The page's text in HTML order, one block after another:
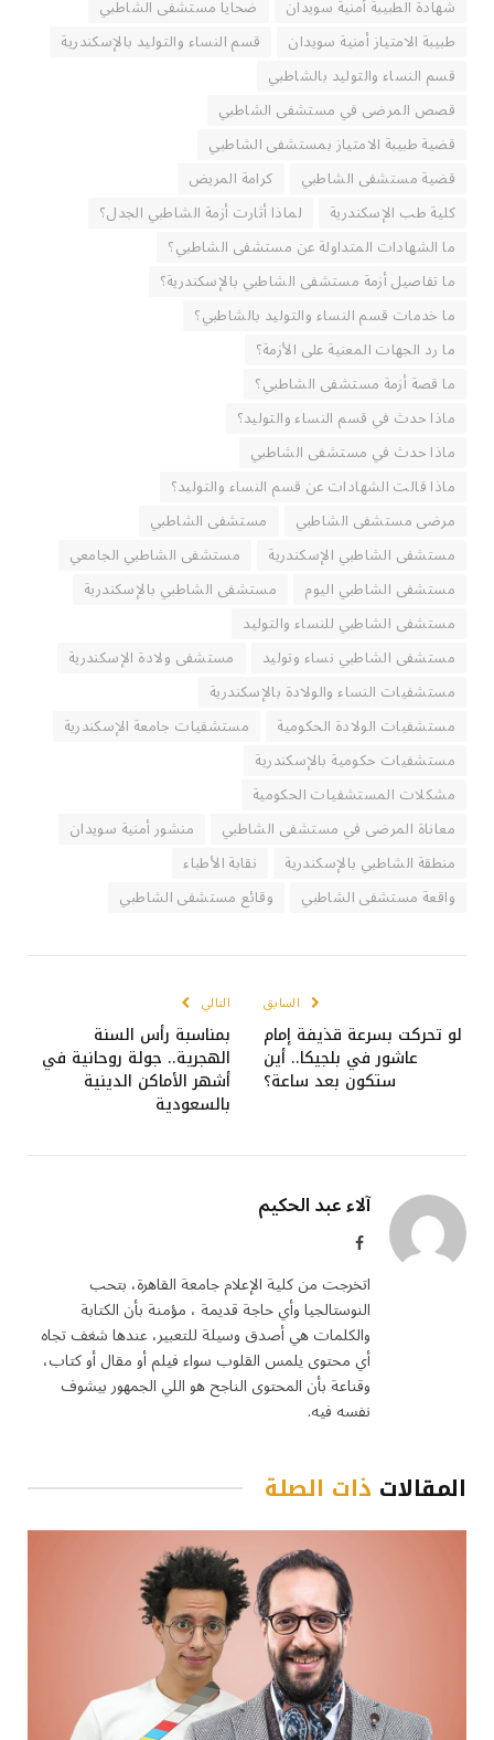
شهادة الطبيبة أمنية سويدان
ضحايا مستشفى الشاطبي
طبيبة الامتياز أمنية سويدان
قسم النساء والتوليد بالإسكندرية
قسم النساء والتوليد بالشاطبي
قصص المرضى في مستشفى الشاطبي
قضية طبيبة الامتياز بمستشفى الشاطبي
قضية مستشفى الشاطبي
كرامة المريض
كلية طب الإسكندرية
لماذا أثارت أزمة الشاطبي الجدل؟
ما الشهادات المتداولة عن مستشفى الشاطبي؟
ما تفاصيل أزمة مستشفى الشاطبي بالإسكندرية؟
ما خدمات قسم النساء والتوليد بالشاطبي؟
ما رد الجهات المعنية على الأزمة؟
ما قصة أزمة مستشفى الشاطبي؟
ماذا حدث في قسم النساء والتوليد؟
ماذا حدث في مستشفى الشاطبي
ماذا قالت الشهادات عن قسم النساء والتوليد؟
مرضى مستشفى الشاطبي
مستشفى الشاطبي
مستشفى الشاطبي الإسكندرية
مستشفى الشاطبي الجامعي
مستشفى الشاطبي اليوم
مستشفى الشاطبي بالإسكندرية
مستشفى الشاطبي للنساء والتوليد
مستشفى الشاطبي نساء وتوليد
مستشفى ولادة الإسكندرية
مستشفيات النساء والولادة بالإسكندرية
مستشفيات الولادة الحكومية
مستشفيات جامعة الإسكندرية
مستشفيات حكومية بالإسكندرية
مشكلات المستشفيات الحكومية
معاناة المرضى في مستشفى الشاطبي
منشور أمنية سويدان
منطقة الشاطبي بالإسكندرية
نقابة الأطباء
واقعة مستشفى الشاطبي
وقائع مستشفى الشاطبي
السابق
لو تحركت بسرعة قذيفة إمام
عاشور في بلجيكا.. أين
ستكون بعد ساعة؟
التالي
بمناسبة رأس السنة
الهجرية.. جولة روحانية في
أشهر الأماكن الدينية
بالسعودية
آلاء عبد الحكيم
فيسبوك
اتخرجت من كلية الإعلام جامعة القاهرة، بتحب
النوستالجيا وأي حاجة قديمة ، مؤمنة بأن الكتابة
والكلمات هي أصدق وسيلة للتعبير، عندها شغف تجاه
أي محتوى يلمس القلوب سواء فيلم أو مقال أو كتاب،
وقناعة بأن المحتوى الناجح هو اللي الجمهور بيشوف
نفسه فيه.
المقالات ذات الصلة